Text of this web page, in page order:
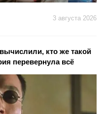
3 августа 2026
кто же такой
перевернула всё